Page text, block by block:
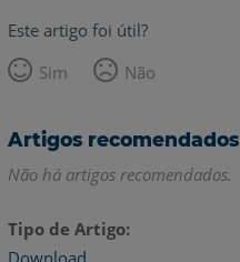
Este artigo foi útil?
Sim
Não
Artigos recomendados
Não há artigos recomendados.
Tipo de Artigo
Download